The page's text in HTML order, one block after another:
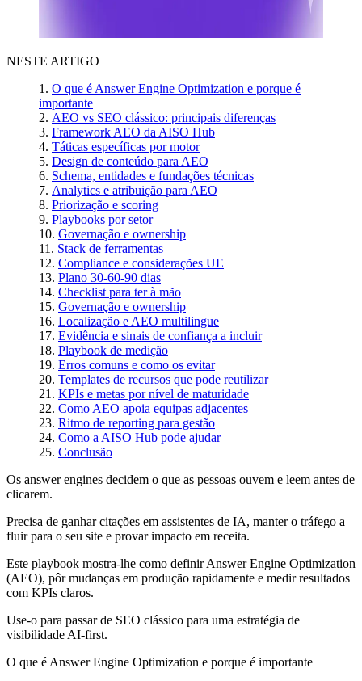
NESTE ARTIGO
O que é Answer Engine Optimization e porque é
importante
AEO vs SEO clássico: principais diferenças
Framework AEO da AISO Hub
Táticas específicas por motor
Design de conteúdo para AEO
Schema, entidades e fundações técnicas
Analytics e atribuição para AEO
Priorização e scoring
Playbooks por setor
Governação e ownership
Stack de ferramentas
Compliance e considerações UE
Plano 30-60-90 dias
Checklist para ter à mão
Governação e ownership
Localização e AEO multilingue
Evidência e sinais de confiança a incluir
Playbook de medição
Erros comuns e como os evitar
Templates de recursos que pode reutilizar
KPIs e metas por nível de maturidade
Como AEO apoia equipas adjacentes
Ritmo de reporting para gestão
Como a AISO Hub pode ajudar
Conclusão
Os answer engines decidem o que as pessoas ouvem e leem antes de
clicarem.
Precisa de ganhar citações em assistentes de IA, manter o tráfego a
fluir para o seu site e provar impacto em receita.
Este playbook mostra-lhe como definir Answer Engine Optimization
(AEO), pôr mudanças em produção rapidamente e medir resultados
com KPIs claros.
Use-o para passar de SEO clássico para uma estratégia de
visibilidade AI-first.
O que é Answer Engine Optimization e porque é importante